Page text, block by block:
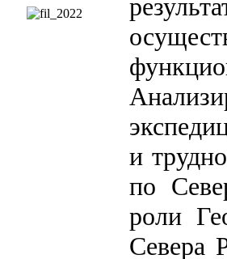
и
по
роли
Севера